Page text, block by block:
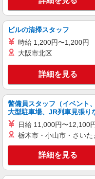
ビルの清掃スタッフ
時給 1,200円〜1,200円
大阪市北区
詳細を見る
警備員スタッフ（イベント
大型駐車場、JR列車見張り
日給 11,000円〜12,100
栃木市・小山市・さい
詳細を見る